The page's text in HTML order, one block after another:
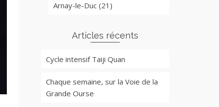
Arnay-le-Duc (21)
Articles récents
Cycle intensif Taiji Quan
Chaque semaine, sur la Voie de la
Grande Ourse